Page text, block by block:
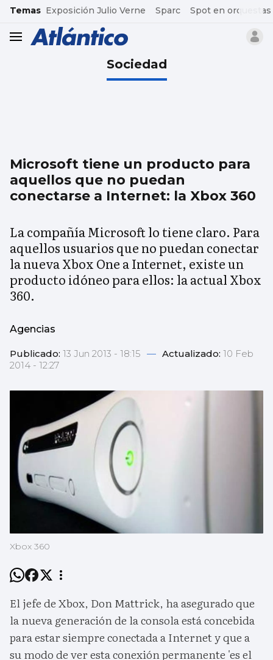
common.go-to-content
Temas Exposición Julio Verne Sparc Spot en orquestas
header.menu.open
Sociedad
Microsoft tiene un producto para
aquellos que no puedan
conectarse a Internet: la Xbox 360
La compañía Microsoft lo tiene claro. Para
aquellos usuarios que no puedan conectar
la nueva Xbox One a Internet, existe un
producto idóneo para ellos: la actual Xbox
360.
Agencias
Publicado: 13 Jun 2013 - 18:15 — Actualizado: 10 Feb
2014 - 12:27
Xbox 360
El jefe de Xbox, Don Mattrick, ha asegurado que
la nueva generación de la consola está concebida
para estar siempre conectada a Internet y que a
su modo de ver esta conexión permanente 'es el